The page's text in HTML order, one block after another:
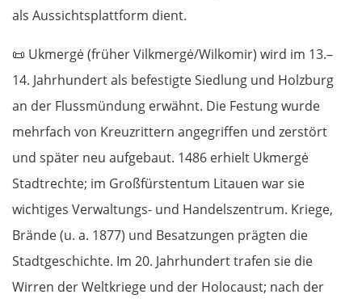
als Aussichtsplattform dient.
📜 Ukmergė (früher Vilkmergė/Wilkomir) wird im 13.–
14. Jahrhundert als befestigte Siedlung und Holzburg
an der Flussmündung erwähnt. Die Festung wurde
mehrfach von Kreuzrittern angegriffen und zerstört
und später neu aufgebaut. 1486 erhielt Ukmergė
Stadtrechte; im Großfürstentum Litauen war sie
wichtiges Verwaltungs- und Handelszentrum. Kriege,
Brände (u. a. 1877) und Besatzungen prägten die
Stadtgeschichte. Im 20. Jahrhundert trafen sie die
Wirren der Weltkriege und der Holocaust; nach der